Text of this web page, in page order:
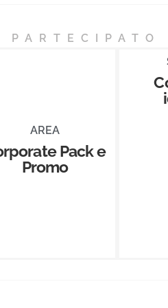
PARTECIPATO
AREA
Pack e
Promo